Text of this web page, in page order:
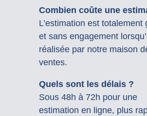
Combien coûte une
L’estimation est totalement
et sans engagement
réalisée par notre maison
ventes.
Quels sont les délais ?
Sous 48h à 72h pour une
estimation en ligne, plus